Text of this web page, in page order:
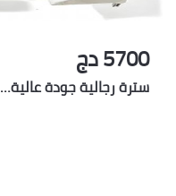
5700 دج
سترة رجالية جودة عالية…